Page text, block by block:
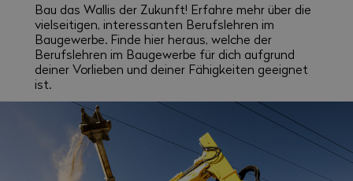
Bau das Wallis der Zukunft! Erfahre mehr über die
vielseitigen, interessanten Berufslehren im
Baugewerbe. Finde hier heraus, welche der
Berufslehren im Baugewerbe für dich aufgrund
deiner Vorlieben und deiner Fähigkeiten geeignet
ist.